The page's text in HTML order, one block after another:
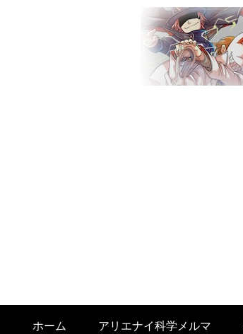
ホーム アリエナイ科学メルマ